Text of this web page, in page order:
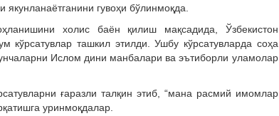
гувоҳи бўлинмоқда.
холис баён қилиш мақсадида, Ўзбекистон
кўрсатувлар ташкил этилди. Ушбу кўрсатувларда соҳа
Ислом дини манбалари ва эътиборли уламолар
ғаразли талқин этиб, “мана расмий имомлар
уринмоқдалар.